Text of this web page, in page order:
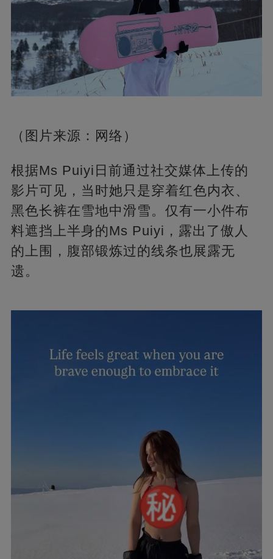
（图片来源：网络）
根据Ms Puiyi日前通过社交媒体上传的
影片可见，当时她只是穿着红色内衣、
黑色长裤在雪地中滑雪。仅有一小件布
料遮挡上半身的Ms Puiyi，露出了傲人
的上围，腹部锻炼过的线条也展露无
遗。